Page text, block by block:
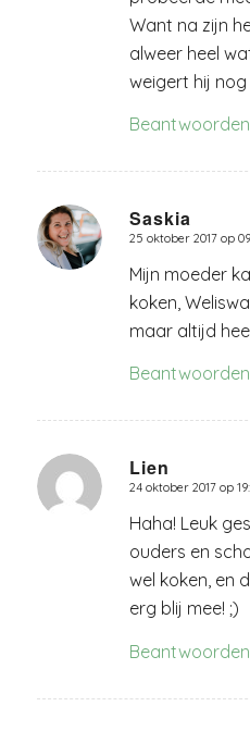
Want na zijn
alweer heel
weigert hij nog
Beantwoorden
Saskia
zegt:
25 oktober 2017 op
Mijn moeder
koken,
maar altijd
Beantwoorden
Lien
zegt:
24 oktober 2017 op
Haha! Leuk
ouders en
wel koken, en
erg blij mee! ;)
Beantwoorden